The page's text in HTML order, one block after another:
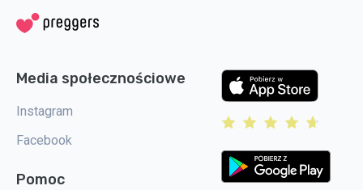
Media społecznościowe
Instagram
Facebook
Pomoc